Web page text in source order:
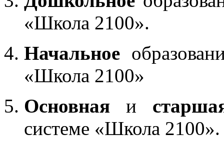
«Школа 2100».
Начальное
«Школа 2100»
Основная и
системе «Школа 2100».